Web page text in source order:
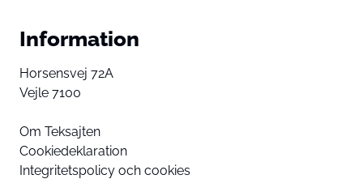
Information
Horsensvej 72A
Vejle 7100
Om Teksajten
Cookiedeklaration
Integritetspolicy och cookies